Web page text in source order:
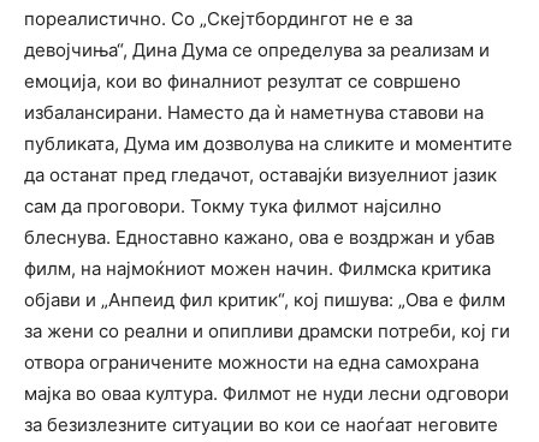
пореалистично. Со „Скејтбордингот не е за
девојчиња“, Дина Дума се определува за реализам и
емоција, кои во финалниот резултат се совршено
избалансирани. Наместо да ѝ наметнува ставови на
публиката, Дума им дозволува на сликите и моментите
да останат пред гледачот, оставајќи визуелниот јазик
сам да проговори. Токму тука филмот најсилно
блеснува. Едноставно кажано, ова е воздржан и убав
филм, на најмоќниот можен начин. Филмска критика
објави и „Анпеид фил критик“, кој пишува: „Ова е филм
за жени со реални и опипливи драмски потреби, кој ги
отвора ограничените можности на една самохрана
мајка во оваа култура. Филмот не нуди лесни одговори
за безизлезните ситуации во кои се наоѓаат неговите